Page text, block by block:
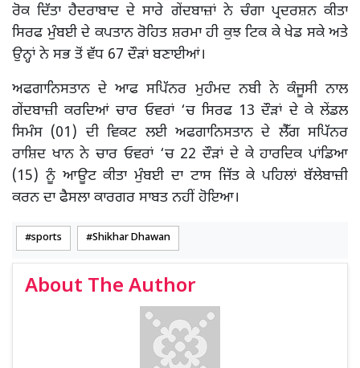
ਰੋਕ ਦਿੱਤਾ ਹੈਦਰਾਬਾਦ ਦੇ ਸਾਰੇ ਗੇਂਦਬਾਜ਼ਾਂ ਨੇ ਚੰਗਾ ਪ੍ਰਦਰਸ਼ਨ ਕੀਤਾ
ਸਿਰਫ ਮੁੰਬਈ ਦੇ ਕਪਤਾਨ ਰੋਹਿਤ ਸ਼ਰਮਾ ਹੀ ਕੁਝ ਟਿਕ ਕੇ ਖੇਡ ਸਕੇ ਅਤੇ
ਉਨ੍ਹਾਂ ਨੇ ਸਭ ਤੋਂ ਵੱਧ 67 ਦੌੜਾਂ ਬਣਾਈਆਂ।
ਅਫਗਾਨਿਸਤਾਨ ਦੇ ਆਫ ਸਪਿੱਨਰ ਮੁਹੰਮਦ ਨਬੀ ਨੇ ਕੰਜੂਸੀ ਨਾਲ
ਗੇਂਦਬਾਜ਼ੀ ਕਰਦਿਆਂ ਚਾਰ ਓਵਰਾਂ ‘ਚ ਸਿਰਫ 13 ਦੌੜਾਂ ਦੇ ਕੇ ਲੇਂਡਲ
ਸਿਮੰਸ (01) ਦੀ ਵਿਕਟ ਲਈ ਅਫਗਾਨਿਸਤਾਨ ਦੇ ਲੈੱਗ ਸਪਿੱਨਰ
ਰਾਸ਼ਿਦ ਖਾਨ ਨੇ ਚਾਰ ਓਵਰਾਂ ‘ਚ 22 ਦੌੜਾਂ ਦੇ ਕੇ ਹਾਰਦਿਕ ਪਾਂਡਿਆ
(15) ਨੂੰ ਆਊਟ ਕੀਤਾ ਮੁੰਬਈ ਦਾ ਟਾਸ ਜਿੱਤ ਕੇ ਪਹਿਲਾਂ ਬੱਲੇਬਾਜ਼ੀ
ਕਰਨ ਦਾ ਫੈਸਲਾ ਕਾਰਗਰ ਸਾਬਤ ਨਹੀਂ ਹੋਇਆ।
sports Shikhar Dhawan
About The Author